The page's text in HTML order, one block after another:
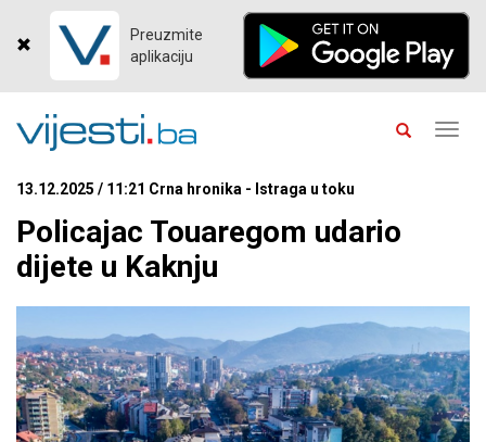
Preuzmite
aplikaciju
13.12.2025 / 11:21 Crna hronika - Istraga u toku
Policajac Touaregom udario
dijete u Kaknju